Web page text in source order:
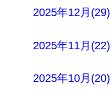
2025年12月(29)
2025年11月(22)
2025年10月(20)